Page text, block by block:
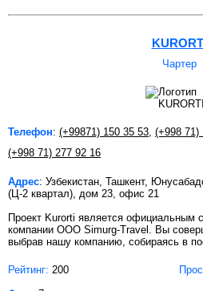
Чартер
Телефон: (+99871) 150 35 53 (+998 71)
(+998 71) 277 92 16
Адрес: Узбекистан, Ташкент,
(Ц-2 квартал), дом 23, офис 21
Проект Kurorti является официальным
компании OOO Simurg-Travel. Вы
выбрав нашу компанию, собираясь в
Рейтинг: 200